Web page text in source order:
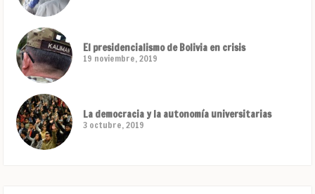
El presidencialismo de Bolivia en crisis
19 noviembre, 2019
La democracia y la autonomía universitarias
3 octubre, 2019